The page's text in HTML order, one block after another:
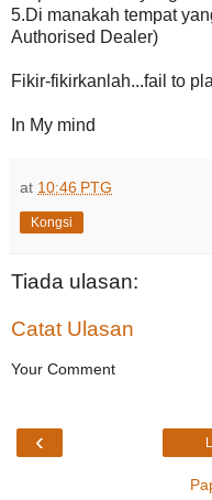
5.Di manakah tempat
Authorised Dealer)
Fikir-fikirkanlah...fail to
In My mind
at 10:46 PTG
Kongsi
Tiada ulasan:
Catat Ulasan
Your Comment
‹